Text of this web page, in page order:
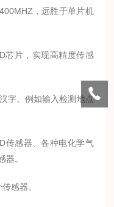
，远胜于单片机
片，实现高精度传感
字。例如输入检测地点
感器、各种电化学气
器。
感器。